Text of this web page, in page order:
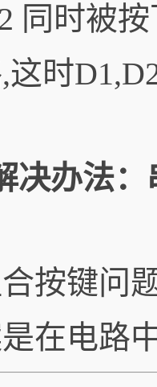
同时被
这时
决办法
按键问
在电路